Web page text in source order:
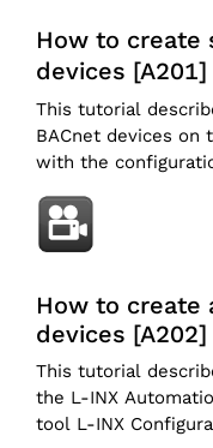
How to create
devices [A201]
This tutorial
BACnet devices on
with the
How to create
devices [A202]
This tutorial
the L-INX
tool L-INX